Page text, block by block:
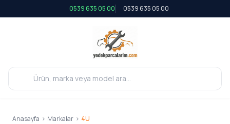
0539 635 05 00 0539 635 05 00
Anasayfa > Markalar > 4U